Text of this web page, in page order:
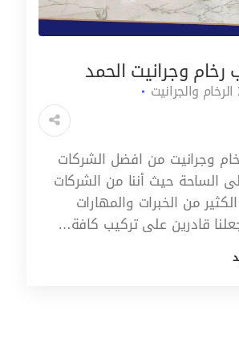
وجرانيت الحمد
الرخام والجرانيت
وجرانيت من افضل الشركات
الساحة حيث أننا من الشركات
من الخبرات والمهارات
قادرين على تركيب كافة…